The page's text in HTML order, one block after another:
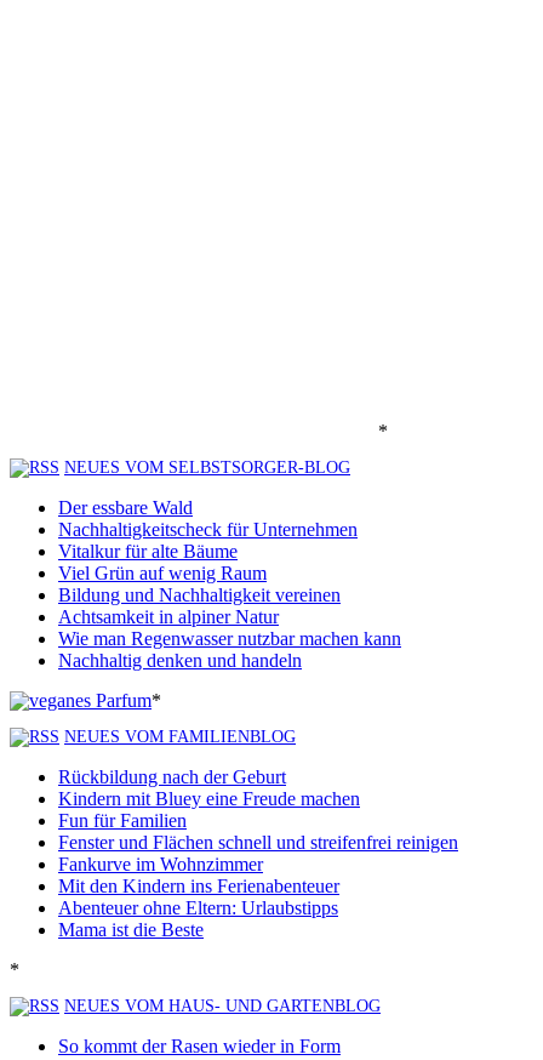
*
NEUES VOM SELBSTSORGER-BLOG
Der essbare Wald
Nachhaltigkeitscheck für Unternehmen
Vitalkur für alte Bäume
Viel Grün auf wenig Raum
Bildung und Nachhaltigkeit vereinen
Achtsamkeit in alpiner Natur
Wie man Regenwasser nutzbar machen kann
Nachhaltig denken und handeln
*
NEUES VOM FAMILIENBLOG
Rückbildung nach der Geburt
Kindern mit Bluey eine Freude machen
Fun für Familien
Fenster und Flächen schnell und streifenfrei reinigen
Fankurve im Wohnzimmer
Mit den Kindern ins Ferienabenteuer
Abenteuer ohne Eltern: Urlaubstipps
Mama ist die Beste
*
NEUES VOM HAUS- UND GARTENBLOG
So kommt der Rasen wieder in Form